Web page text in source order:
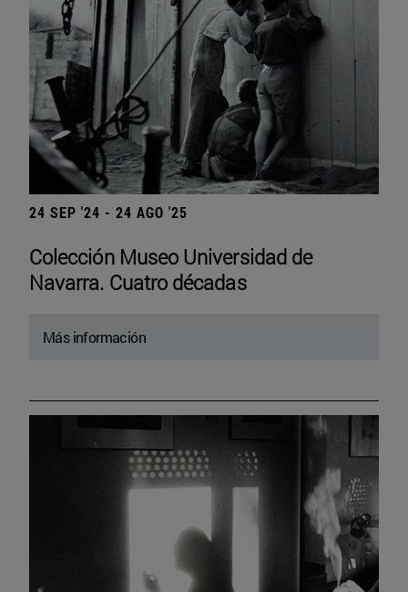
24 SEP '24 - 24 AGO '25
Colección Museo Universidad de
Navarra. Cuatro décadas
Más información